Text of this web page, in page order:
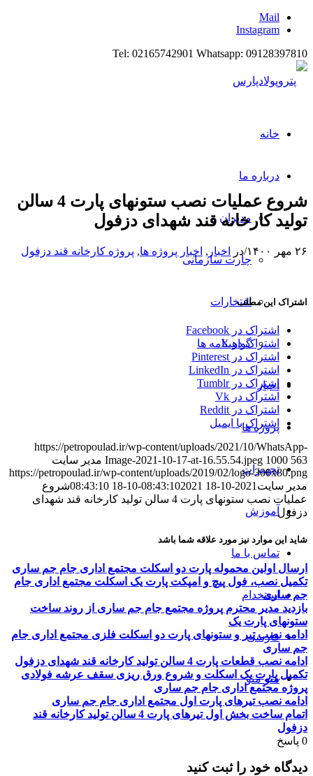
Mail
Instagram
Tel: 02165742901 Whatsapp: 09128397810
خانه
درباره ما
مدیران
چارت سازمانی
افتخارات
گواهینامه ها
اخبار
پروژه ها
تجهیزات
آموزش
تماس با ما
استخدام
فارسی
منو منو
شروع عملیات نصب ستونهای پارت 4 سالن
تولید کارخانه قند شهدای دزفول
۲۶ مهر ۱۴۰۰ /در اخبار , اخبار پروژه ها, پروژه کارخانه قند دزفول
اشتراک این مطلب
اشتراک در Facebook
اشتراک در X
اشتراک در Pinterest
اشتراک در LinkedIn
اشتراک در Tumblr
اشتراک در Vk
اشتراک در Reddit
اشتراک با ایمیل
https://petropoulad.ir/wp-content/uploads/2021/10/WhatsApp-
Image-2021-10-17-at-16.55.54.jpeg 1000 563
مدیر سایت
https://petropoulad.ir/wp-content/uploads/2019/02/logo-300x80.png
مدیر سایت 2021-10-18 08:43:10
2021-10-18 08:43:10
شروع
عملیات نصب ستونهای پارت 4 سالن تولید کارخانه قند شهدای
دزفول
شاید این موارد نیز مورد علاقه شما باشد
ارسال اولین محموله پارت دو اسکلت مجتمع اداری جام جم ساری
تکمیل نصب، فول پیچ و امپکت پارت یک اسکلت مجتمع اداری جام
جم ساری
بازدید مدیر محترم پروژه مجتمع جام جم ساری از روند ساخت
ستونهای پارت یک
ادامه نصب تیر و ستونهای پارت دو اسکلت فلزی مجتمع اداری جام
جم ساری
ادامه نصب قطعات پارت 4 سالن تولید کارخانه قند شهدای دزفول
تکمیل پارت یک اسکلت و شروع ورق ریزی سقف عرشه فولادی
پروژه مجتمع اداری جام جم ساری
ادامه نصب تیرهای پارت اول مجتمع اداری جام جم ساری
اتمام ساخت بخش اول تیرهای پارت 4 سالن تولید کارخانه قند
دزفول
0 پاسخ
دیدگاه خود را ثبت کنید